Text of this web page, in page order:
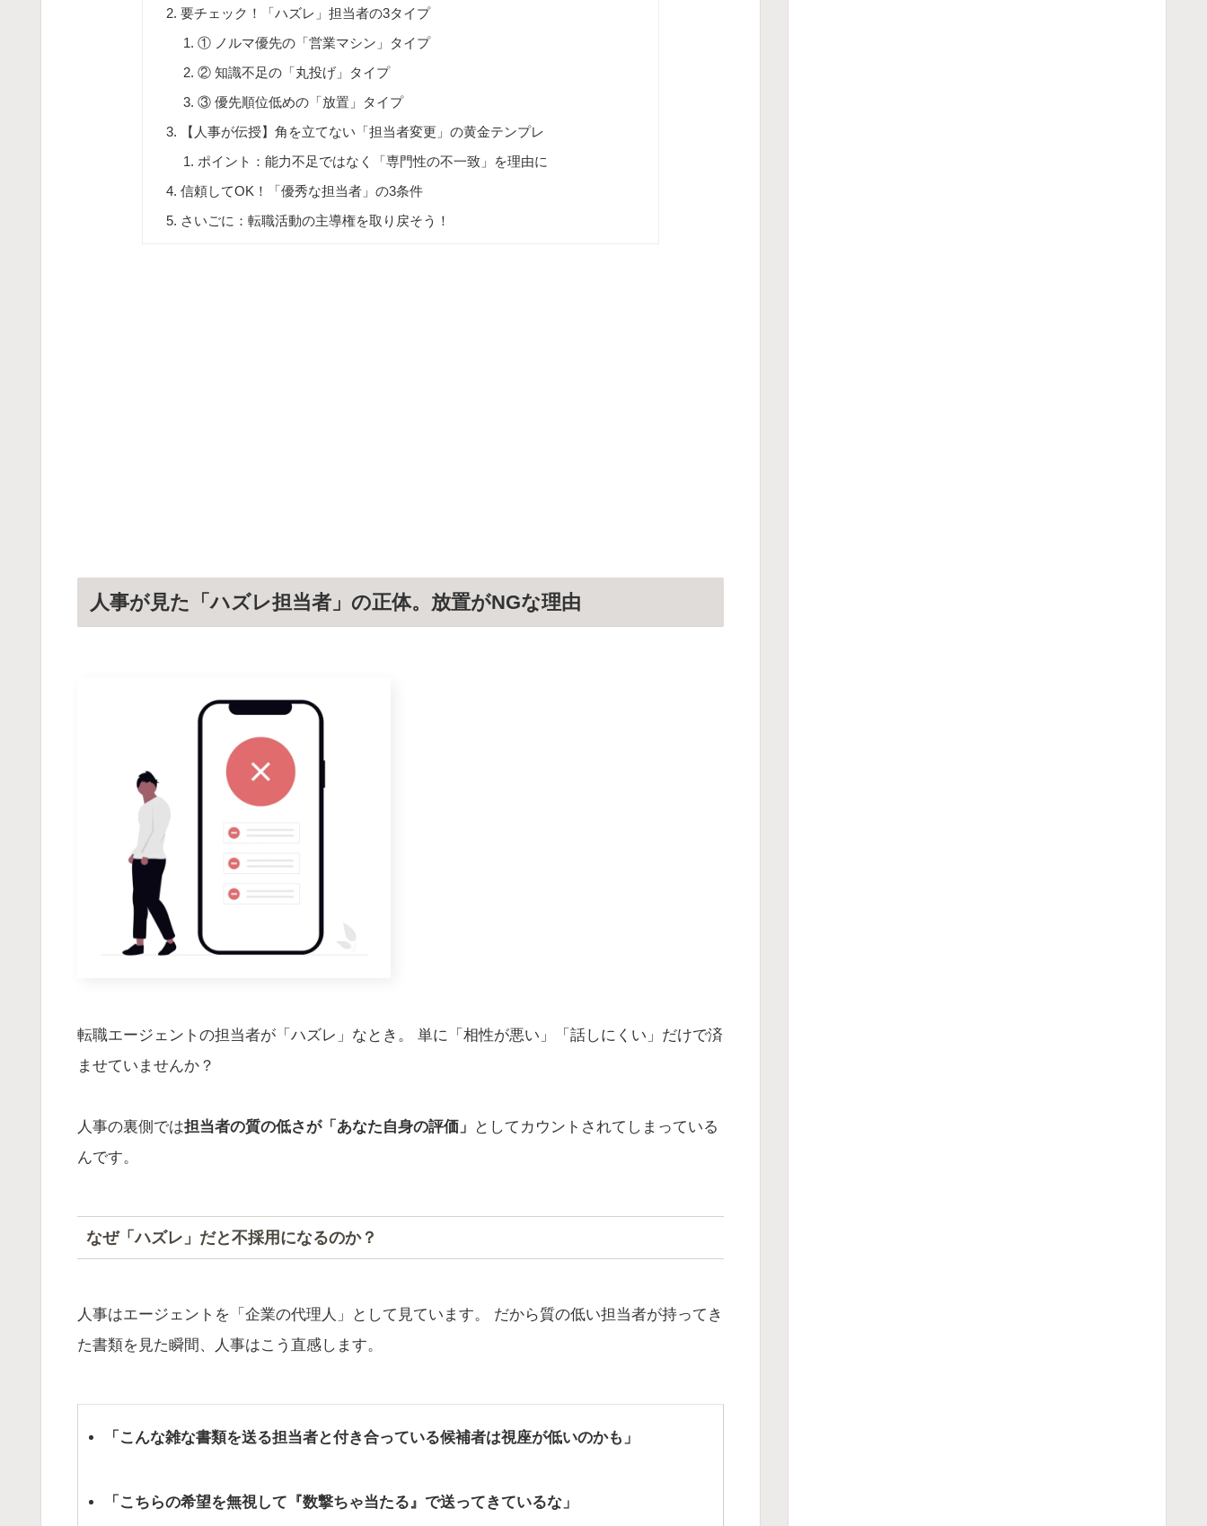
要チェック！「ハズレ」担当者の3タイプ
① ノルマ優先の「営業マシン」タイプ
② 知識不足の「丸投げ」タイプ
③ 優先順位低めの「放置」タイプ
【人事が伝授】角を立てない「担当者変更」の黄金テンプレ
ポイント：能力不足ではなく「専門性の不一致」を理由に
信頼してOK！「優秀な担当者」の3条件
さいごに：転職活動の主導権を取り戻そう！
人事が見た「ハズレ担当者」の正体。放置がNGな理由
転職エージェントの担当者が「ハズレ」なとき。 単に「相性が悪い」「話しにくい」だけで済
ませていませんか？
人事の裏側では担当者の質の低さが「あなた自身の評価」
としてカウントされてしまっている
んです。
なぜ「ハズレ」だと不採用になるのか？
人事はエージェントを「企業の代理人」として見ています。 だから質の低い担当者が持ってき
た書類を見た瞬間、人事はこう直感します。
「こんな雑な書類を送る担当者と付き合っている候補者は視座が低いのかも」
「こちらの希望を無視して『数撃ちゃ当たる』で送ってきているな」